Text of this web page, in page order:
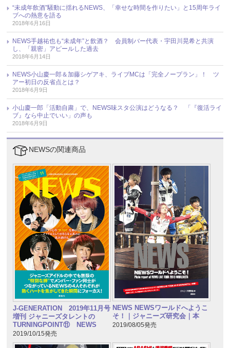
“未成年飲酒”騒動に揺れるNEWS、「幸せな時間を作りたい」と15周年ライ
ブへの熱意を語る
2018年6月16日
NEWS手越祐也も“未成年”と飲酒？ 会員制バー代表・宇田川晃希と共演
し、「親密」アピールした過去
2018年6月14日
NEWS小山慶一郎＆加藤シゲアキ、ライブMCは「完全ノープラン」！ ツ
アー初日の反省点とは？
2018年6月9日
小山慶一郎「活動自粛」で、NEWS味スタ公演はどうなる？ 「『復活ライ
ブ』なら中止でいい」の声も
2018年6月9日
NEWSの関連商品
J-GENERATION 2019年11月号
増刊 ジャニーズタレントの
TURNINGPOINT⑪ NEWS
2019/10/15発売
NEWS NEWSワールドへようこ
そ！｜ジャニーズ研究会｜本
2019/08/05発売